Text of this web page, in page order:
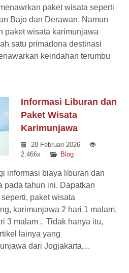
paket wisata seperti
Bajo dan Derawan. Namun
paket wisata karimunjawa
satu primadona destinasi
keindahan terumbu
Informasi Liburan dan
Paket Wisata
Karimunjawa
28 Februari 2026
2.466x
Blog
informasi biaya liburan dan
pada tahun ini. Dapatkan
paket wisata
karimunjawa 2 hari 1 malam,
3 malam . Tidak hanya itu,
lainya yang
dari Jogjakarta,...